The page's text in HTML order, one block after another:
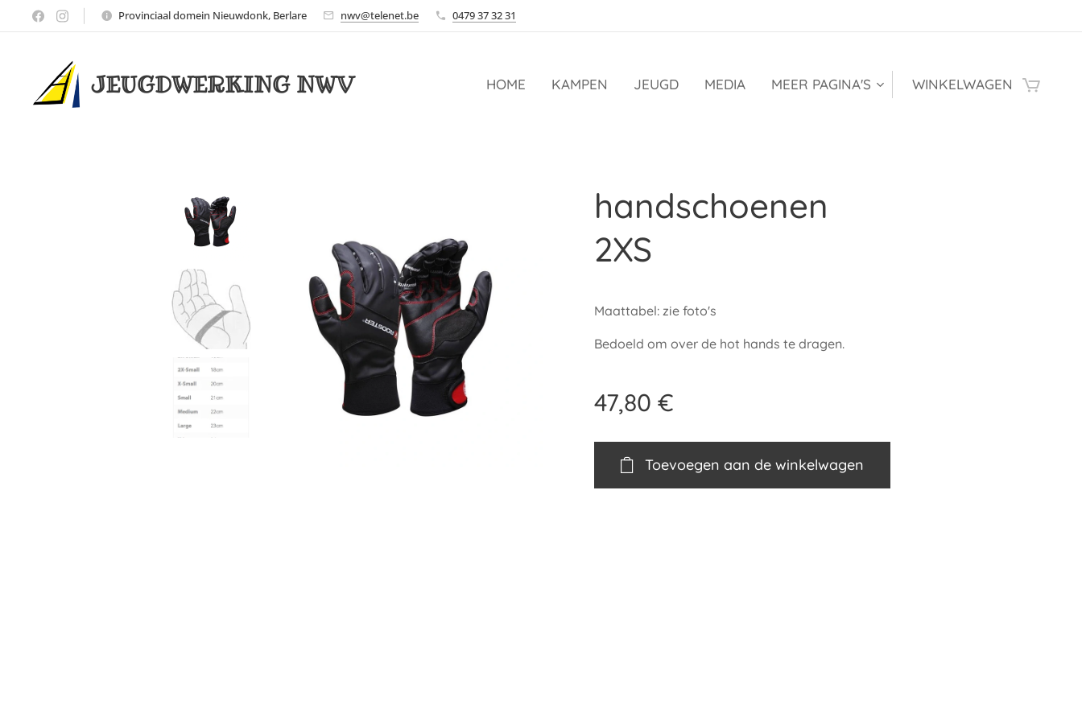
Provinciaal domein Nieuwdonk, Berlare nwv@telenet.be 0479 37 32 31
JEUGDWERKING NWV HOME KAMPEN JEUGD MEDIA MEER PAGINA'S WINKELWAGEN
handschoenen
2XS
Maattabel: zie foto's
Bedoeld om over de hot hands te dragen.
47,80 €
Toevoegen aan de winkelwagen